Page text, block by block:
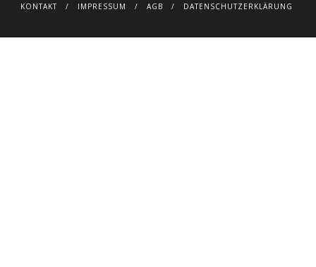
KONTAKT
IMPRESSUM AGB DATENSCHUTZERKLÄRUNG